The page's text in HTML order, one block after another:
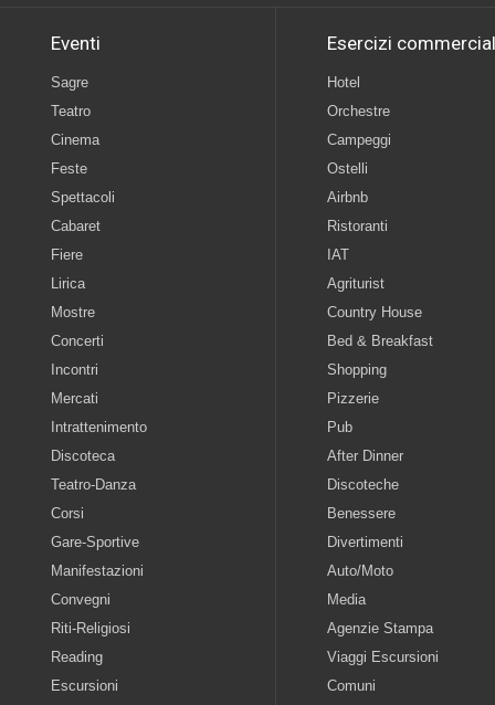
Eventi
Sagre
Teatro
Cinema
Feste
Spettacoli
Cabaret
Fiere
Lirica
Mostre
Concerti
Incontri
Mercati
Intrattenimento
Discoteca
Teatro-Danza
Corsi
Gare-Sportive
Manifestazioni
Convegni
Riti-Religiosi
Reading
Escursioni
Esercizi
Hotel
Orchestre
Campeggi
Ostelli
Airbnb
Ristoranti
IAT
Agriturist
Country House
Bed & Breakfast
Shopping
Pizzerie
Pub
After Dinner
Discoteche
Benessere
Divertimenti
Auto/Moto
Media
Agenzie Stampa
Viaggi Escursioni
Comuni